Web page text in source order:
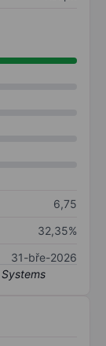
6,75
32,35%
31-bře-2026